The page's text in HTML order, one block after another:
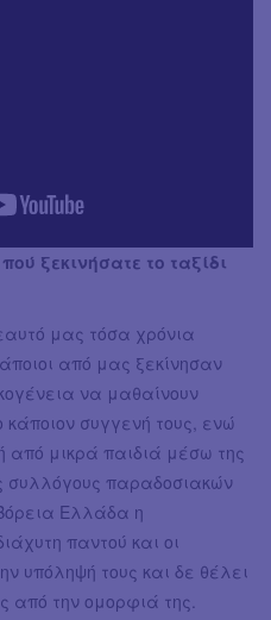
ξεκινήσατε το ταξίδι
μας τόσα χρόνια
από μας ξεκίνησαν
να μαθαίνουν
συγγενή τους, ενώ
από μικρά παιδιά μέσω της
συλλόγους παραδοσιακών
Ελλάδα η
παντού και οι
υπόληψή τους και δε θέλει
από την ομορφιά της.